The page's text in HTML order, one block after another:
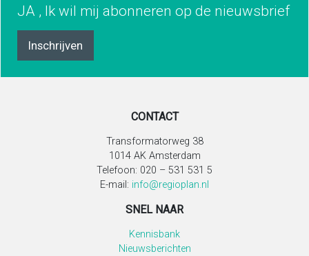
JA , Ik wil mij abonneren op de nieuwsbrief
Inschrijven
CONTACT
Transformatorweg 38
1014 AK Amsterdam
Telefoon: 020 – 531 531 5
E-mail: info@regioplan.nl
SNEL NAAR
Kennisbank
Nieuwsberichten